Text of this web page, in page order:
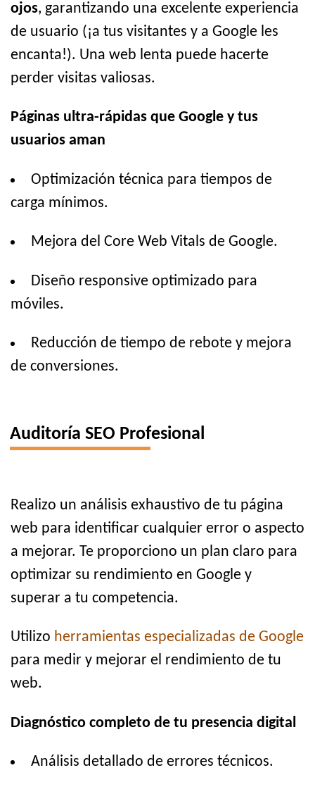
ojos, garantizando una excelente experiencia
de usuario (¡a tus visitantes y a Google les
encanta!). Una web lenta puede hacerte
perder visitas valiosas.
Páginas ultra-rápidas que Google y tus
usuarios aman
Optimización técnica para tiempos de
carga mínimos.
Mejora del Core Web Vitals de Google.
Diseño responsive optimizado para
móviles.
Reducción de tiempo de rebote y mejora
de conversiones.
Auditoría SEO Profesional
Realizo un análisis exhaustivo de tu página
web para identificar cualquier error o aspecto
a mejorar. Te proporciono un plan claro para
optimizar su rendimiento en Google y
superar a tu competencia.
Utilizo herramientas especializadas de Google
para medir y mejorar el rendimiento de tu
web.
Diagnóstico completo de tu presencia digital
Análisis detallado de errores técnicos.